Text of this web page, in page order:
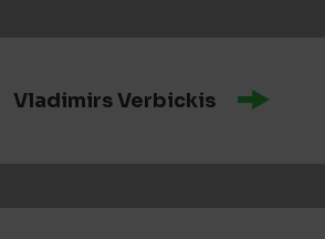
Vladimirs Verbickis